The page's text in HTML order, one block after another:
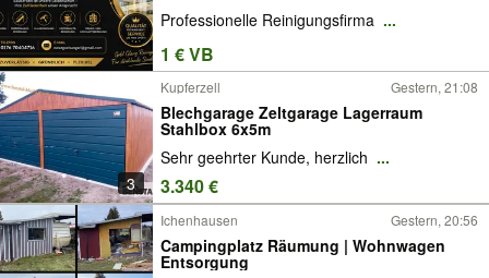
Professionelle Reinigungsfirma ...
1 € VB
3
Kupferzell Gestern, 21:08
Blechgarage Zeltgarage Lagerraum
Stahlbox 6x5m
Sehr geehrter Kunde, herzlich ...
3.340 €
Ichenhausen Gestern, 20:56
Campingplatz Räumung | Wohnwagen
Entsorgung